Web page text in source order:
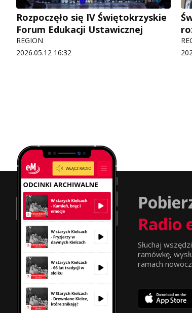
Rozpoczęło się IV Świętokrzyskie
Forum Edukacji Ustawicznej
REGION
2026.05.12 16:32
Radio
Słuchaj
ramówkę,
ramach